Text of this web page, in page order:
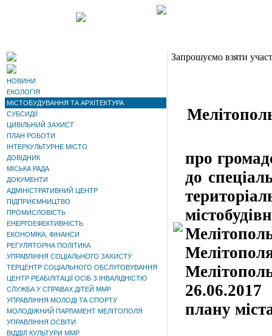
НОВИНИ
ЕКОЛОГІЯ
МІСТОБУДУВАННЯ ТА АРХІТЕКТУРА
СУБСИДІЇ
ЦИВІЛЬНИЙ ЗАХИСТ
ПЛАН РОБОТИ
ІНТЕРКУЛЬТУРНЕ МІСТО
ДОВІДНИК
МІСЬКА РАДА
ДОКУМЕНТИ
АДМІНІСТРАТИВНИЙ ЦЕНТР
ПІДПРИЄМНИЦТВО
ПРОМИСЛОВІСТЬ
ЕНЕРГОЕФЕКТИВНІСТЬ
ЕКОНОМІКА, ФІНАНСИ
РЕГУЛЯТОРНА ПОЛІТИКА
УПРАВЛІННЯ СОЦІАЛЬНОГО ЗАХИСТУ
ТЕРЦЕНТР СОЦІАЛЬНОГО ОБСЛУГОВУВАННЯ
ЦЕНТР РЕАБІЛІТАЦІЇ ОСІБ З ІНВАЛІДНІСТЮ
СЛУЖБА У СПРАВАХ ДІТЕЙ ММР
УПРАВЛІННЯ МОЛОДІ ТА СПОРТУ
МОЛОДІЖНИЙ ПАРЛАМЕНТ МЕЛІТОПОЛЯ
УПРАВЛІННЯ ОСВІТИ
ВІДДІЛ КУЛЬТУРИ ММР
Запрошуємо взяти
про
до
плану